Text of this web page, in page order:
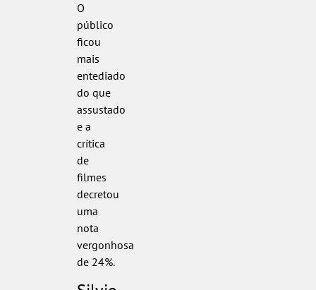
O
público
ficou
mais
entediado
do que
assustado
e a
crítica
de
filmes
decretou
uma
nota
vergonhosa
de 24%.